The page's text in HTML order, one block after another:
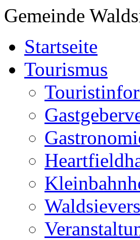
Gemeinde
Startseite
Tourismus